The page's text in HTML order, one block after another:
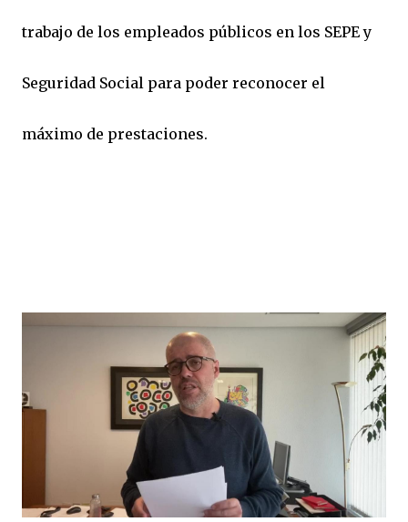
trabajo de los empleados públicos en los SEPE y
Seguridad Social para poder reconocer el
máximo de prestaciones.